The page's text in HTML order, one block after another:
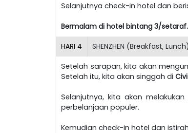
Selanjutnya check-in hotel dan
Bermalam di hotel bintang 3/setaraf.
HARI 4 SHENZHEN (Breakfast, Lunch)
Setelah sarapan, kita akan
Setelah itu, kita akan singgah di
Selanjutnya, kita akan melakukan
perbelanjaan populer.
Kemudian check-in hotel dan